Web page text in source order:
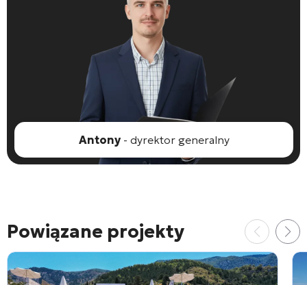
Antony- dyrektor generalny
Powiązane projekty